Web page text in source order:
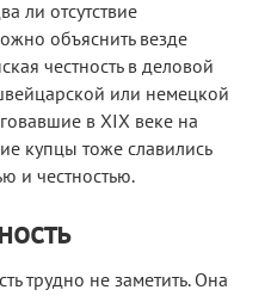
ли отсутствие
объяснить везде
честность в деловой
или немецкой
в XIX веке на
купцы тоже славились
и честностью.
трудно не заметить. Она